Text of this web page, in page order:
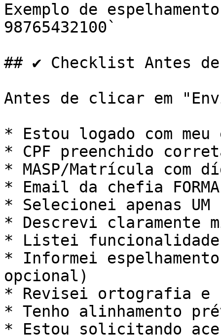
Exemplo de
98765432100`
## ✔️ Checklist Antes
Antes de clicar em
* Estou logado com
* CPF preenchido
* MASP/Matrícula com
* Email da chefia
* Selecionei apenas UM
* Descrevi claramente
* Listei
* Informei espelhamento
opcional)
* Revisei ortografia e
* Tenho alinhamento
* Estou solicitando